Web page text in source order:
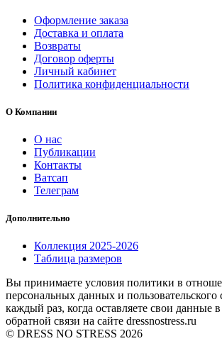
Оформление заказа
Доставка и оплата
Возвраты
Договор оферты
Личный кабинет
Политика конфиденциальности
О Компании
О нас
Публикации
Контакты
Ватсап
Телеграм
Дополнительно
Коллекция 2025-2026
Таблица размеров
Вы принимаете условия политики в
персональных данных и пользовательского
каждый раз, когда оставляете свои данные
обратной связи на сайте dressnostress.ru
© DRESS NO STRESS 2026